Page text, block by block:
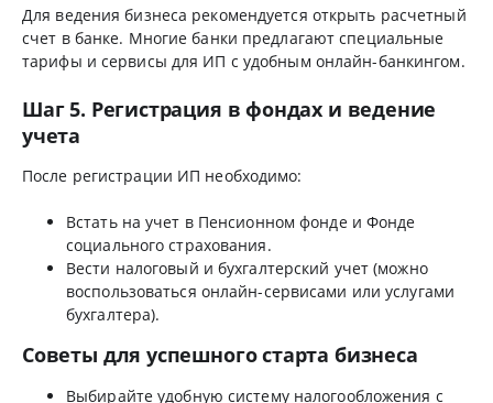
Для ведения бизнеса рекомендуется открыть расчетный
счет в банке. Многие банки предлагают специальные
тарифы и сервисы для ИП с удобным онлайн-банкингом.
Шаг 5. Регистрация в фондах и ведение
учета
После регистрации ИП необходимо:
Встать на учет в Пенсионном фонде и Фонде
социального страхования.
Вести налоговый и бухгалтерский учет (можно
воспользоваться онлайн-сервисами или услугами
бухгалтера).
Советы для успешного старта бизнеса
Выбирайте удобную систему налогообложения с